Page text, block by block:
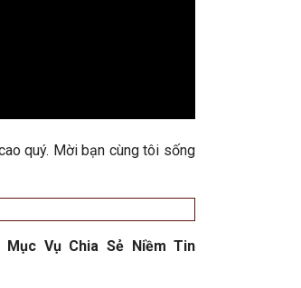
quý. Mời bạn cùng tôi sống
Mục Vụ Chia Sẻ Niềm Tin